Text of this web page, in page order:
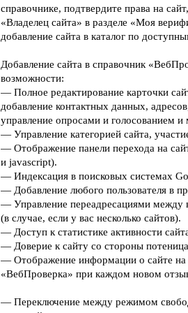
справочнике, подтвердите права на
«Владелец сайта» в разделе «Моя
добавление сайта в каталог по
Добавление сайта в справочник
возможности:
— Полное редактирование карточки
добавление контактных данных,
управление опросами и голосованием и
— Управление категорией сайта,
— Отображение панели перехода на
и javascript).
— Индексация в поисковых системах
— Добавление любого пользователя в
— Управление переадресациями
(в случае, если у вас несколько сайтов).
— Доступ к статистике активности
— Доверие к сайту со стороны
— Отображение информации о сайте на
«ВебПроверка» при каждом новом
— Переключение между режимом